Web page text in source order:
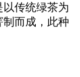
传统绿茶为
而成，此种